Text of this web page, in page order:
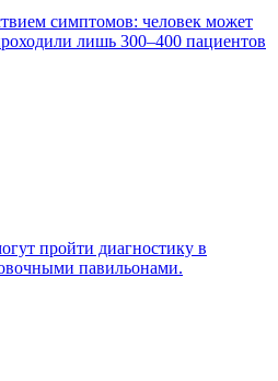
симптомов: человек может
лишь 300–400 пациентов
пройти диагностику в
павильонами.